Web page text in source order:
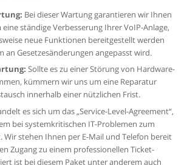
Bei dieser Wartung garantieren wir Ihnen
ständige Verbesserung Ihrer VoIP-Anlage,
neue Funktionen bereitgestellt werden
an Gesetzesänderungen angepasst wird.
Sollte es zu einer Störung von Hardware-
kümmern wir uns um eine Reparatur
innerhalb einer nützlichen Frist.
es sich um das „Service-Level-Agreement“,
bei systemkritischen IT-Problemen zum
Wir stehen Ihnen per E-Mail und Telefon bereit
Zugang zu einem professionellen Ticket-
ist bei diesem Paket unter anderem auch